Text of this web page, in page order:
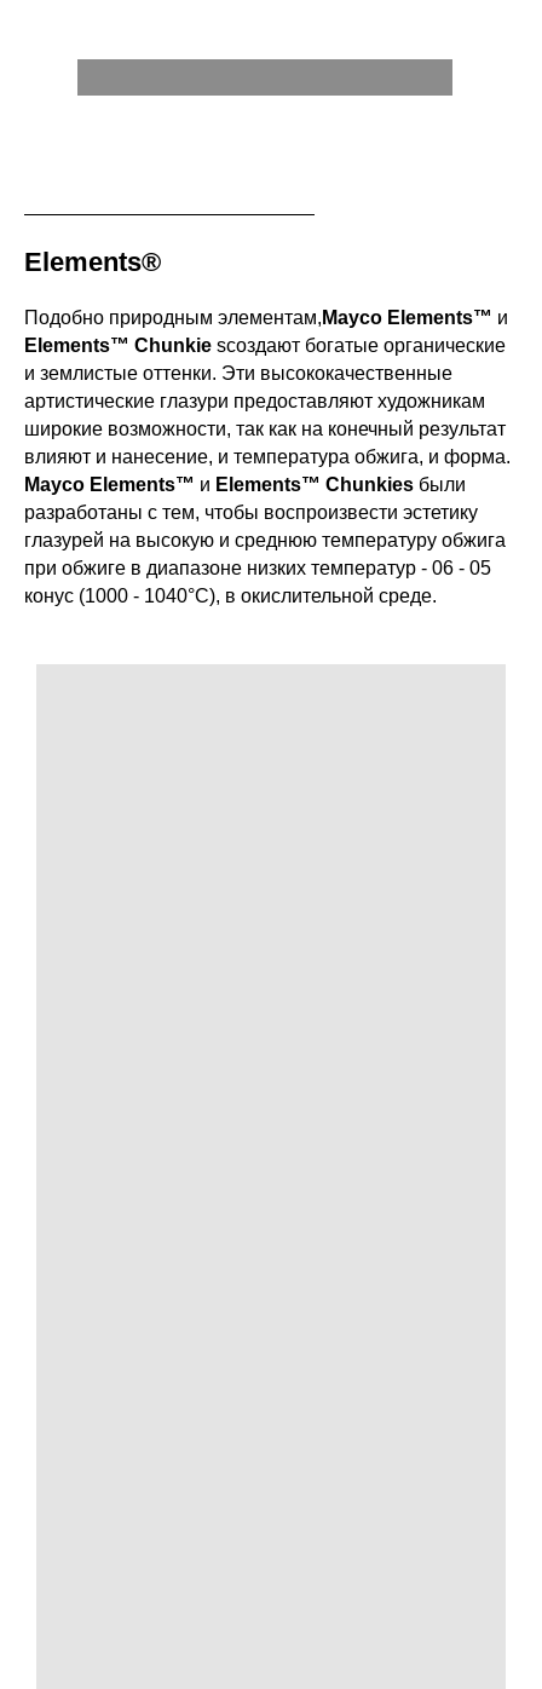
Elements®
Подобно природным элементам, Mayco Elements™ и
Elements™ Chunkie sсоздают богатые органические
и землистые оттенки. Эти высококачественные
артистические глазури предоставляют художникам
широкие возможности, так как на конечный результат
влияют и нанесение, и температура обжига, и форма.
Mayco Elements™ и Elements™ Chunkies были
разработаны с тем, чтобы воспроизвести эстетику
глазурей на высокую и среднюю температуру обжига
при обжиге в диапазоне низких температур - 06 - 05
конус (1000 - 1040°С), в окислительной среде.